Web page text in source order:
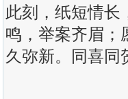
此刻，纸短情长
鸣，举案齐眉；
久弥新。同喜同